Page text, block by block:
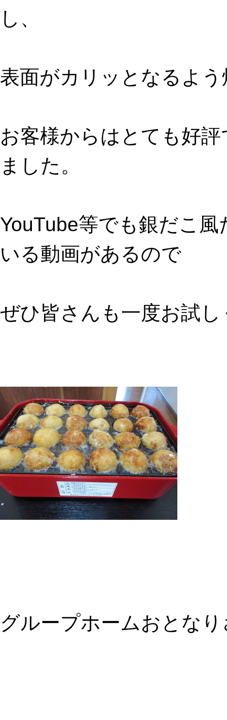
し、
表面がカリッとなるよ
お客様からはとても好
ました。
YouTube等でも銀だこ
いる動画があるので
ぜひ皆さんも一度お試
グループホームおとな